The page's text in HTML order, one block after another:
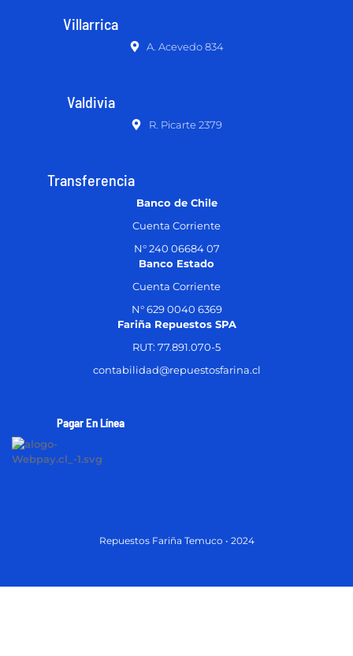
Villarrica
A. Acevedo 834
Valdivia
R. Picarte 2379
Transferencia
Banco de Chile
Cuenta Corriente
N° 240 06684 07
Banco Estado
Cuenta Corriente
N° 629 0040 6369
Fariña Repuestos SPA
RUT: 77.891.070-5
contabilidad@repuestosfarina.cl
Pagar En Línea
Repuestos Fariña Temuco • 2024